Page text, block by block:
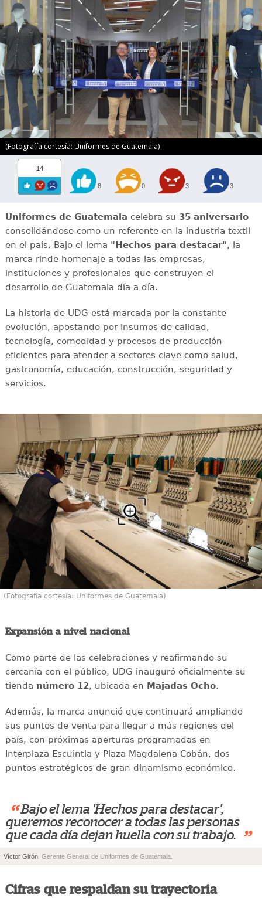
(Fotografía cortesía: Uniformes de Guatemala)
14
8 0 3 3
Uniformes de Guatemala celebra su 35 aniversario
consolidándose como un referente en la industria textil
en el país. Bajo el lema "Hechos para destacar", la
marca rinde homenaje a todas las empresas,
instituciones y profesionales que construyen el
desarrollo de Guatemala día a día.
La historia de UDG está marcada por la constante
evolución, apostando por insumos de calidad,
tecnología, comodidad y procesos de producción
eficientes para atender a sectores clave como salud,
gastronomía, educación, construcción, seguridad y
servicios.
(Fotografía cortesía: Uniformes de Guatemala)
Expansión a nivel nacional
Como parte de las celebraciones y reafirmando su
cercanía con el público, UDG inauguró oficialmente su
tienda número 12, ubicada en Majadas Ocho.
Además, la marca anunció que continuará ampliando
sus puntos de venta para llegar a más regiones del
país, con próximas aperturas programadas en
Interplaza Escuintla y Plaza Magdalena Cobán, dos
puntos estratégicos de gran dinamismo económico.
“ Bajo el lema 'Hechos para destacar',
queremos reconocer a todas las personas
que cada día dejan huella con su trabajo.
”
Víctor Girón, Gerente General de Uniformes de Guatemala.
Cifras que respaldan su trayectoria